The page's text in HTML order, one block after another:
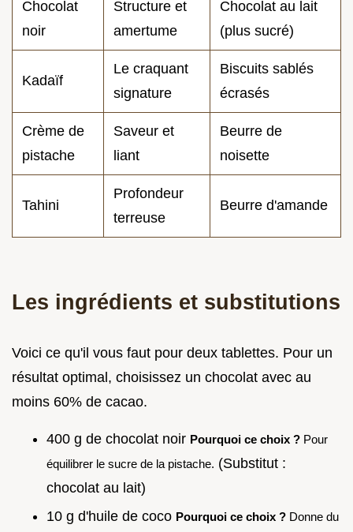
Chocolat
noir
Structure et
amertume
Chocolat au lait
(plus sucré)
Kadaïf
Le craquant
signature
Biscuits sablés
écrasés
Crème de
pistache
Saveur et
liant
Beurre de
noisette
Tahini
Profondeur
terreuse
Beurre d'amande
Les ingrédients et substitutions
Voici ce qu'il vous faut pour deux tablettes. Pour un
résultat optimal, choisissez un chocolat avec au
moins 60% de cacao.
400 g de chocolat noir Pourquoi ce choix ? Pour
équilibrer le sucre de la pistache. (Substitut :
chocolat au lait)
10 g d'huile de coco Pourquoi ce choix ? Donne du